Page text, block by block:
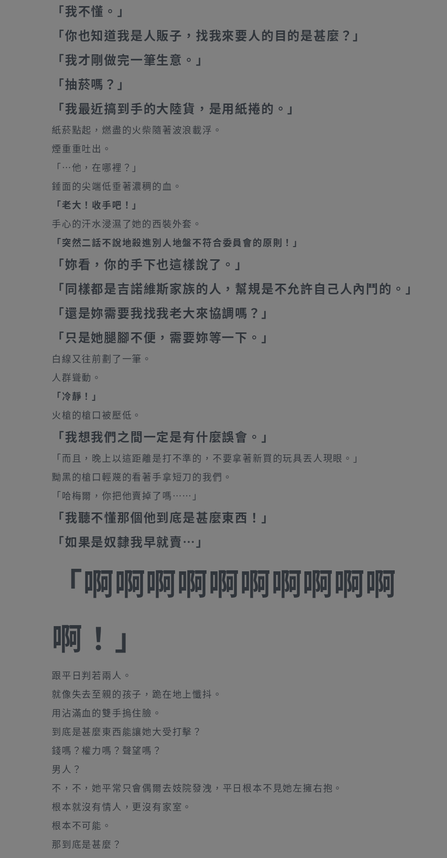
「我不懂。」
「你也知道我是人販子，找我來要人的目的是甚麼？」
「我才剛做完一筆生意。」
「抽菸嗎？」
「我最近搞到手的大陸貨，是用紙捲的。」
紙菸點起，燃盡的火柴隨著波浪載浮。
煙重重吐出。
「…他，在哪裡？」
錘面的尖端低垂著濃稠的血。
「老大！收手吧！」
手心的汗水浸濕了她的西裝外套。
「突然二話不說地殺進別人地盤不符合委員會的原則！」
「妳看，你的手下也這樣說了。」
「同樣都是吉諾維斯家族的人，幫規是不允許自己人內鬥的。」
「還是妳需要我找我老大來協調嗎？」
「只是她腿腳不便，需要妳等一下。」
白線又往前劃了一筆。
人群聳動。
「冷靜！」
火槍的槍口被壓低。
「我想我們之間一定是有什麼誤會。」
「而且，晚上以這距離是打不準的，不要拿著新買的玩具丟人現眼。」
黝黑的槍口輕蔑的看著手拿短刀的我們。
「哈梅爾，你把他賣掉了嗎……」
「我聽不懂那個他到底是甚麼東西！」
「如果是奴隸我早就賣…」
「啊啊啊啊啊啊啊啊啊啊
啊！」
跟平日判若兩人。
就像失去至親的孩子，跪在地上懺抖。
用沾滿血的雙手摀住臉。
到底是甚麼東西能讓她大受打擊？
錢嗎？權力嗎？聲望嗎？
男人？
不，不，她平常只會偶爾去妓院發洩，平日根本不見她左擁右抱。
根本就沒有情人，更沒有家室。
根本不可能。
那到底是甚麼？